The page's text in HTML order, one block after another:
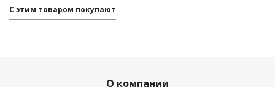
С этим товаром покупают
О компании